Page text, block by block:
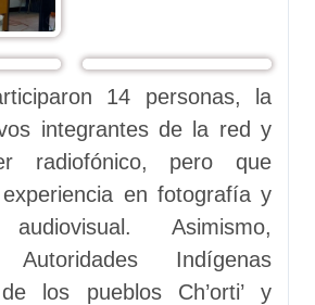
14 personas, la
integrantes de la red y
radiofónico, pero que
en fotografía y
Asimismo,
Autoridades Indígenas
los pueblos Ch’orti’ y